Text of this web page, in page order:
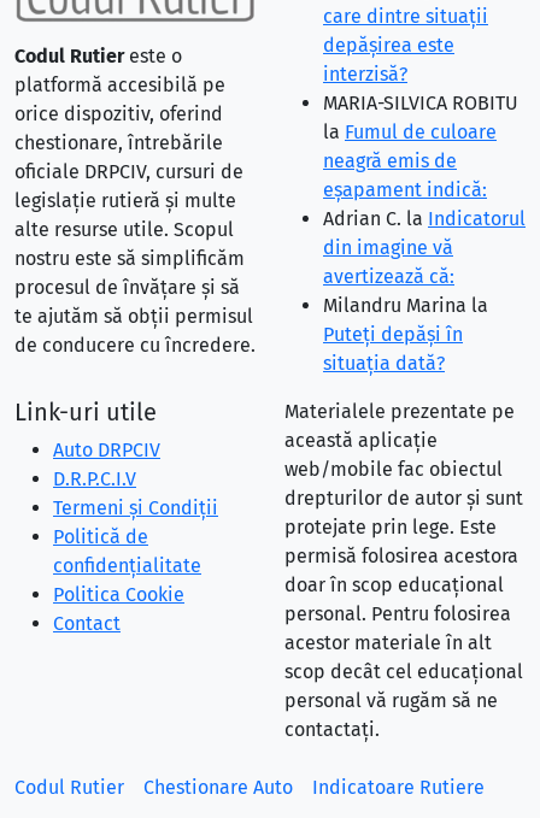
Codul Rutiereste o
platformă accesibilă pe
orice dispozitiv, oferind
chestionare, întrebările
oficiale DRPCIV, cursuri de
legislație rutieră și multe
alte resurse utile. Scopul
nostru este să simplificăm
procesul de învățare și să
te ajutăm să obții permisul
de conducere cu încredere.
care dintre situaţii
depăşirea este
interzisă?
MARIA-SILVICA ROBITU
la Fumul de culoare
neagră emis de
eşapament indică:
Adrian C. la Indicatorul
din imagine vă
avertizează că:
Milandru Marina la
Puteţi depăşi în
situaţia dată?
Link-uri utile
Auto DRPCIV
D.R.P.C.I.V
Termeni și Condiții
Politică de
confidențialitate
Politica Cookie
Contact
Materialele prezentate pe
această aplicație
web/mobile fac obiectul
drepturilor de autor și sunt
protejate prin lege. Este
permisă folosirea acestora
doar în scop educațional
personal. Pentru folosirea
acestor materiale în alt
scop decât cel educațional
personal vă rugăm să ne
contactați.
Codul Rutier Chestionare Auto Indicatoare Rutiere